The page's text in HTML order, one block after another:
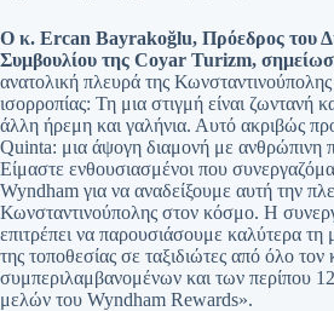
Ο κ. Ercan Bayrakoğlu, Πρόεδρος του
Συμβουλίου της Coyar Turizm,
ανατολική πλευρά της Κωνσταντινούπολης
ισορροπίας: Τη μια στιγμή είναι ζωντανή
άλλη ήρεμη και γαλήνια. Αυτό ακριβώς
Quinta: μια άψογη διαμονή με ανθρώπινη
Είμαστε ενθουσιασμένοι που
Wyndham για να αναδείξουμε αυτή την
Κωνσταντινούπολης στον κόσμο. Η
επιτρέπει να παρουσιάσουμε καλύτερα τη
της τοποθεσίας σε ταξιδιώτες από όλο
συμπεριλαμβανομένων και των περίπου
μελών του Wyndham Rewards».